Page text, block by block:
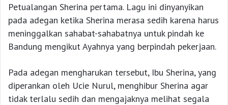
Petualangan Sherina pertama. Lagu ini dinyanyikan
pada adegan ketika Sherina merasa sedih karena harus
meninggalkan sahabat-sahabatnya untuk pindah ke
Bandung mengikut Ayahnya yang berpindah pekerjaan.
Pada adegan mengharukan tersebut, Ibu Sherina, yang
diperankan oleh Ucie Nurul, menghibur Sherina agar
tidak terlalu sedih dan mengajaknya melihat segala